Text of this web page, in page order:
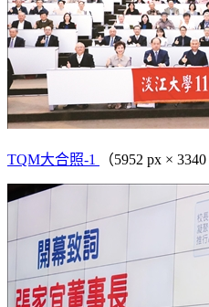
TQM大合照-1 （5952 px ×